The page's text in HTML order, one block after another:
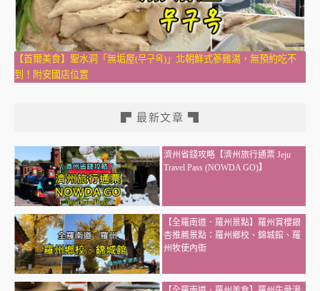
【首爾美食】聖水洞「無垢屋(무구옥)」北朝鮮式蔘雞湯，無預約吃不
到！附安國店位置
▛ 最新文章 ▜
濟州省錢攻略【濟州旅行通票 Jeju
Travel Pass (NOWDA GO)】
【全羅南道．羅州景點】羅州賞櫻銀
杏推薦景點：羅州鄉校、錦城館、羅
州牧使內衙